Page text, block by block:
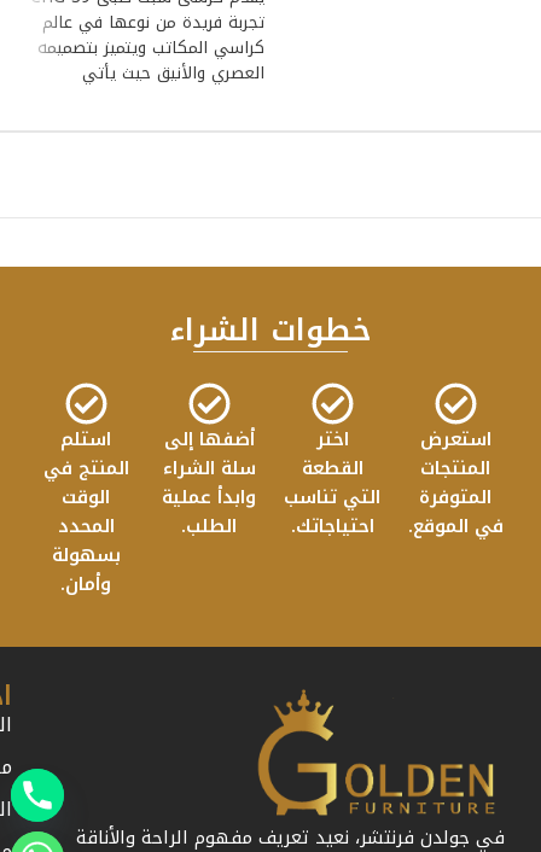
تجربة فريدة من نوعها في عالم
كراسي المكاتب ويتميز بتصميمه
العصري والأنيق حيث يأتي
خطوات الشراء
استعرض
المنتجات
المتوفرة
في الموقع.
اختر
القطعة
التي تناسب
احتياجاتك.
أضفها إلى
سلة الشراء
وابدأ عملية
الطلب.
استلم
المنتج في
الوقت
المحدد
بسهولة
وأمان.
في جولدن فرنتشر، نعيد تعريف مفهوم الراحة والأناقة